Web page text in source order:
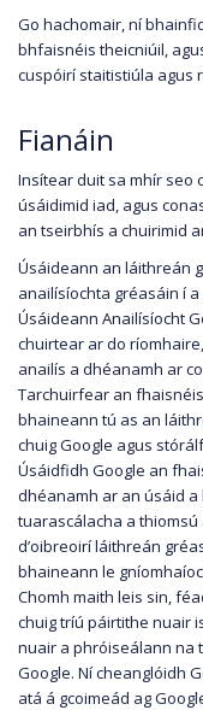
Go hachomair, ní
bhfaisnéis theicniúil,
cuspóirí staitistiúla agus
Fianáin
Insítear duit sa mhír seo
úsáidimid iad, agus
an tseirbhís a chuirimid
Úsáideann an láithreán
anailísíochta gréasáin í
Úsáideann Anailísíocht
chuirtear ar do
anailís a dhéanamh ar
Tarchuirfear an
bhaineann tú as an
chuig Google agus
Úsáidfidh Google an
dhéanamh ar an úsáid
tuarascálacha a
d’oibreoirí láithreán
bhaineann le
Chomh maith leis sin,
chuig tríú páirtithe nuair
nuair a phróiseálann na
Google. Ní cheanglóidh
atá á gcoimeád ag